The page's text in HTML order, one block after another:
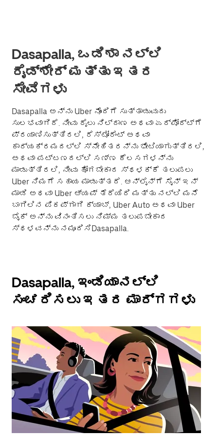
Dasapalla, ಒಡಿಶಾ ನಲ್ಲಿ
ರೈಡ್‌ಶೇರ್ ಮತ್ತು ಇತರ
ಸೇವೆಗಳು
Dasapalla ಅನ್ನು Uber ನೊಂದಿಗೆ ಸುತ್ತಾಡುವುದು
ಸುಲಭವಾಗಿದೆ. ನೀವು ರೈಲು ನಿಲ್ದಾಣ ಅಥವಾ ಏರ್‌ಪೋರ್ಟ್‌ಗೆ
ಪ್ರಯಾಣಿಸುತ್ತಿರಲಿ, ರೆಸ್ಟೋರೆಂಟ್ ಅಥವಾ
ಕಾರ್ಯಕ್ರಮದಲ್ಲಿ ಸ್ನೇಹಿತರನ್ನು ಭೇಟಿಯಾಗುತ್ತಿರಲಿ,
ಅಥವಾ ಪಟ್ಟಣದಲ್ಲಿ ಸಣ್ಣ ಕೆಲಸಗಳನ್ನು
ಮಾಡುತ್ತಿರಲಿ, ನೀವು ಹೋಗಬೇಕಾದ ಸ್ಥಳಕ್ಕೆ ತಲುಪಲು
Uber ನಿಮಗೆ ಸಹಾಯ ಮಾಡುತ್ತದೆ. ಆನ್‌ಲೈನ್‌ಗೆ ಸೈನ್ ಇನ್
ಮಾಡಿ ಅಥವಾ Uber ಆ್ಯಪ್ ತೆರೆಯಿರಿ ಮತ್ತು ನಲ್ಲಿ ಮನೆ
ಬಾಗಿಲಿನ ಪಿಕಪ್‌ಗಾಗಿ ಕ್ಯಾಬ್, Uber Auto ಅಥವಾ Uber
ಬೈಕ್ ಅನ್ನು ವಿನಂತಿಸಲು ನಿಮ್ಮ ತಲುಪಬೇಕಾದ
ಸ್ಥಳವನ್ನು ನಮೂದಿಸಿDasapalla.
Dasapalla, ಇಂಡಿಯಾನಲ್ಲಿ
ಸಂಚರಿಸಲು ಇತರ ಮಾರ್ಗಗಳು